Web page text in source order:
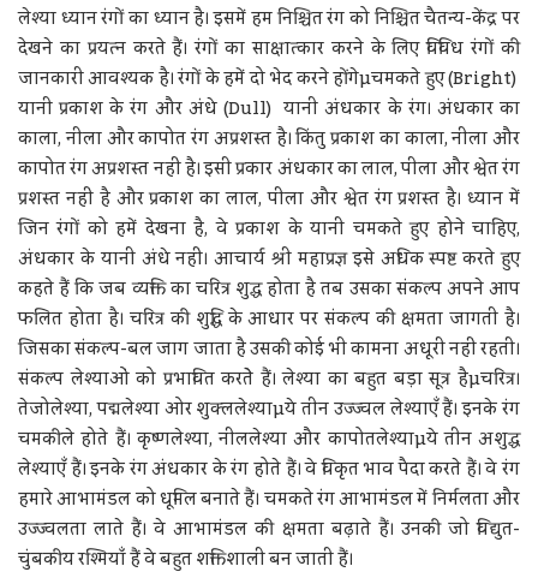
लेश्या ध्यान रंगों का ध्यान है। इसमें हम निश्चित रंग को निश्चित चैतन्य-केंद्र पर
देखने का प्रयत्न करते हैं। रंगों का साक्षात्कार करने के लिए विविध रंगों की
जानकारी आवश्यक है। रंगों के हमें दो भेद करने होंगेµचमकते हुए (Bright)
यानी प्रकाश के रंग और अंधे (Dull) यानी अंधकार के रंग। अंधकार का
काला, नीला और कापोत रंग अप्रशस्त है। किंतु प्रकाश का काला, नीला और
कापोत रंग अप्रशस्त नहीं है। इसी प्रकार अंधकार का लाल, पीला और श्वेत रंग
प्रशस्त नहीं है और प्रकाश का लाल, पीला और श्वेत रंग प्रशस्त है। ध्यान में
जिन रंगों को हमें देखना है, वे प्रकाश के यानी चमकते हुए होने चाहिए,
अंधकार के यानी अंधे नहीं। आचार्य श्री महाप्रज्ञ इसे अधिक स्पष्ट करते हुए
कहते हैं कि जब व्यक्ति का चरित्र शुद्ध होता है तब उसका संकल्प अपने आप
फलित होता है। चरित्र की शुद्धि के आधार पर संकल्प की क्षमता जागती है।
जिसका संकल्प-बल जाग जाता है उसकी कोई भी कामना अधूरी नहीं रहती।
संकल्प लेश्याओं को प्रभावित करतेे हैं। लेश्या का बहुत बड़ा सूत्र हैµचरित्र।
तेजोलेश्या, पद्मलेश्या ओर शुक्ललेश्याµये तीन उज्ज्वल लेश्याएँ हैं। इनके रंग
चमकीले होते हैं। कृष्णलेश्या, नीललेश्या और कापोतलेश्याµये तीन अशुद्ध
लेश्याएँ हैं। इनके रंग अंधकार के रंग होते हैं। वे विकृत भाव पैदा करते हैं। वे रंग
हमारे आभामंडल को धूमिल बनाते हैं। चमकते रंग आभामंडल में निर्मलता और
उज्ज्वलता लाते हैं। वे आभामंडल की क्षमता बढ़ाते हैं। उनकी जो विद्युत-
चुंबकीय रश्मियाँ हैं वे बहुत शक्तिशाली बन जाती हैं।